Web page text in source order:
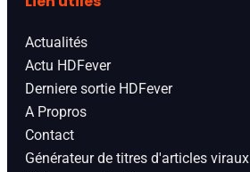
Actualités
Actu HDFever
Derniere sortie HDFever
A Propros
Contact
Générateur de titres d'articles viraux